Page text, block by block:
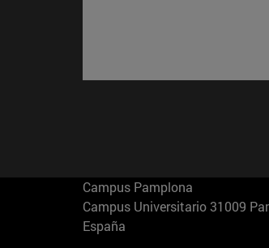
Campus Pamplona
Campus Universitario 31009
España